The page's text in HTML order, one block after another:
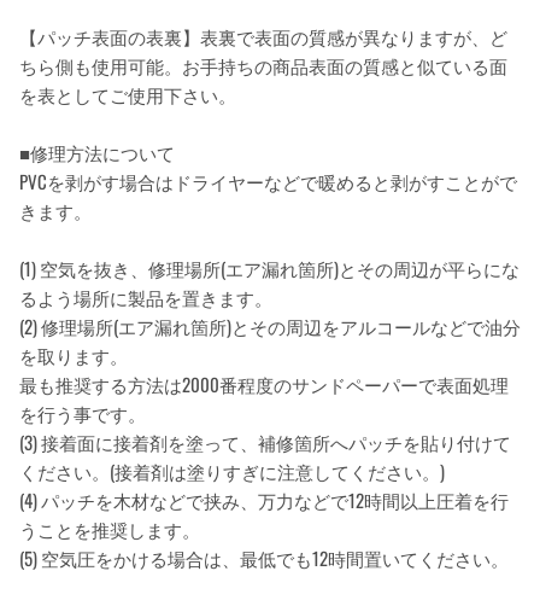
【パッチ表面の表裏】表裏で表面の質感が異なりますが、ど
ちら側も使用可能。お手持ちの商品表面の質感と似ている面
を表としてご使用下さい。
■修理方法について
PVCを剥がす場合はドライヤーなどで暖めると剥がすことがで
きます。
(1) 空気を抜き、修理場所(エア漏れ箇所)とその周辺が平らにな
るよう場所に製品を置きます。
(2) 修理場所(エア漏れ箇所)とその周辺をアルコールなどで油分
を取ります。
最も推奨する方法は2000番程度のサンドペーパーで表面処理
を行う事です。
(3) 接着面に接着剤を塗って、補修箇所へパッチを貼り付けて
ください。(接着剤は塗りすぎに注意してください。)
(4) パッチを木材などで挟み、万力などで12時間以上圧着を行
うことを推奨します。
(5) 空気圧をかける場合は、最低でも12時間置いてください。